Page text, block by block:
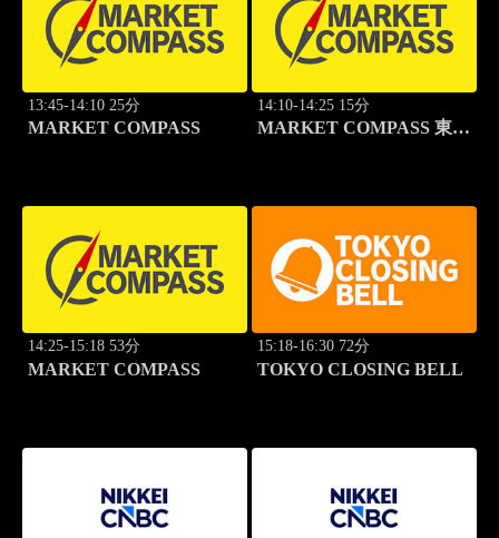
13:45-14:10 25分
MARKET COMPASS
14:10-14:25 15分
MARKET COMPASS 東証
14:25-15:18 53分
MARKET COMPASS
15:18-16:30 72分
TOKYO CLOSING BELL